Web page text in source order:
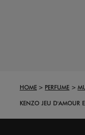
HOME PERFUME
KENZO JEU D'AMOUR